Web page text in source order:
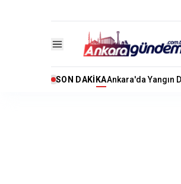
SON DAKIKAAnkara'da Yangın